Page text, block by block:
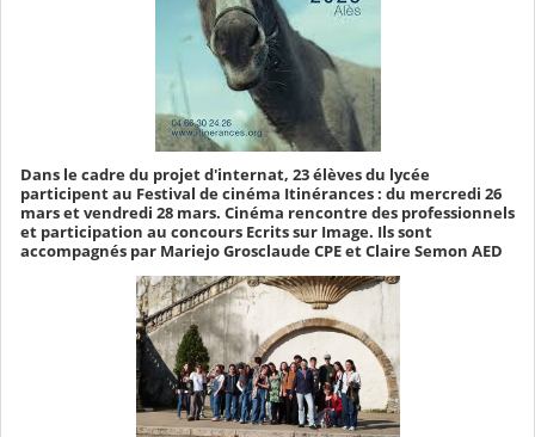
Dans le cadre du projet d'internat, 23 élèves du lycée
participent au Festival de cinéma Itinérances : du mercredi 26
mars et vendredi 28 mars. Cinéma rencontre des professionnels
et participation au concours Ecrits sur Image. Ils sont
accompagnés par Mariejo Grosclaude CPE et Claire Semon AED